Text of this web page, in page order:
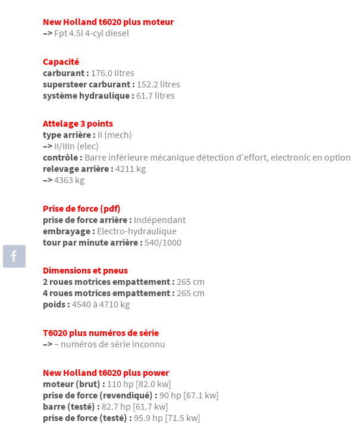
New Holland t6020 plus moteur
–> Fpt 4.5l 4-cyl diesel
Capacité
carburant : 176.0 litres
supersteer carburant : 152.2 litres
système hydraulique : 61.7 litres
Attelage 3 points
type arrière : II (mech)
–> II/IIIn (elec)
contrôle : Barre inférieure mécanique détection d’effort, electronic en option
relevage arrière : 4211 kg
–>4363 kg
Prise de force (pdf)
prise de force arrière : Indépendant
embrayage : Electro-hydraulique
tour par minute arrière : 540/1000
Dimensions et pneus
2 roues motrices empattement : 265 cm
4 roues motrices empattement : 265 cm
poids : 4540 à 4710 kg
T6020 plus numéros de série
–>– numéros de série inconnu
New Holland t6020 plus power
moteur (brut) : 110 hp [82.0 kw]
prise de force (revendiqué) : 90 hp [67.1 kw]
barre (testé) : 82.7 hp [61.7 kw]
prise de force (testé) : 95.9 hp [71.5 kw]